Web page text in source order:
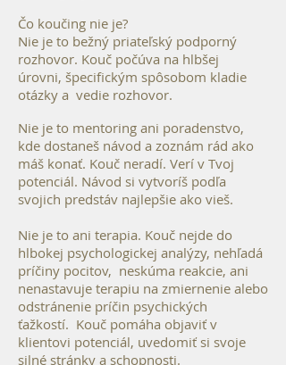
Čo koučing nie je?
Nie je to bežný priateľský podporný
rozhovor. Kouč počúva na hlbšej
úrovni, špecifickým spôsobom kladie
otázky a vedie rozhovor.
Nie je to mentoring ani poradenstvo,
kde dostaneš návod a zoznám rád ako
máš konať. Kouč neradí. Verí v Tvoj
potenciál. Návod si vytvoríš podľa
svojich predstáv najlepšie ako vieš.
Nie je to ani terapia. Kouč nejde do
hlbokej psychologickej analýzy, nehľadá
príčiny pocitov, neskúma reakcie, ani
nenastavuje terapiu na zmiernenie alebo
odstránenie príčin psychických
ťažkostí. Kouč pomáha objaviť v
klientovi potenciál, uvedomiť si svoje
silné stránky a schopnosti.